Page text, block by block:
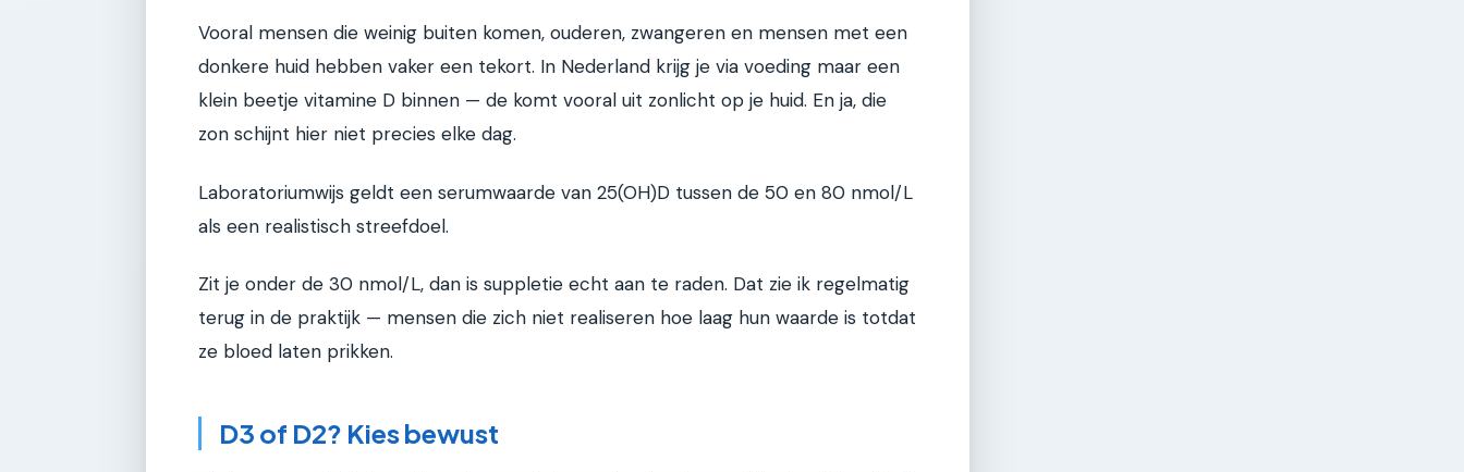
Vooral mensen die weinig buiten komen, ouderen, zwangeren en mensen met een
donkere huid hebben vaker een tekort. In Nederland krijg je via voeding maar een
klein beetje vitamine D binnen — de komt vooral uit zonlicht op je huid. En ja, die
zon schijnt hier niet precies elke dag.
Laboratoriumwijs geldt een serumwaarde van 25(OH)D tussen de 50 en 80 nmol/L
als een realistisch streefdoel.
Zit je onder de 30 nmol/L, dan is suppletie echt aan te raden. Dat zie ik regelmatig
terug in de praktijk — mensen die zich niet realiseren hoe laag hun waarde is totdat
ze bloed laten prikken.
D3 of D2? Kies bewust